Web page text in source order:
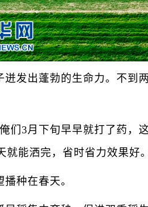
出蓬勃的生命力。不到
3月下旬早早就打了药，
就能洒完，省时省力效果好
种在春天。